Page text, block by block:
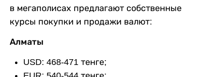
в мегаполисах предлагают собственные
курсы покупки и продажи валют:
Алматы
USD: 468-471 тенге;